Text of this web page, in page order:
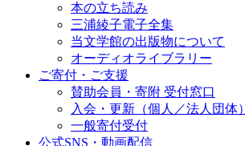
本の立ち読み
三浦綾子電子全集
当文学館の出版物について
オーディオライブラリー
ご寄付・ご支援
賛助会員・寄附 受付窓口
入会・更新（個人／法人団体）
一般寄付受付
公式SNS・動画配信